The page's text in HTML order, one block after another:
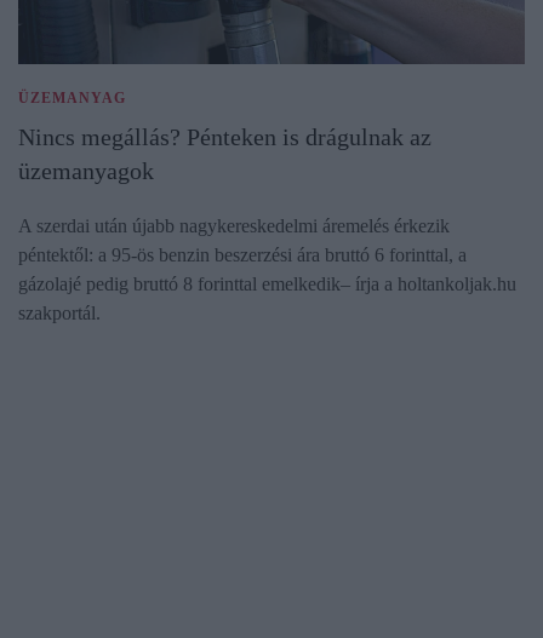
ÜZEMANYAG
Nincs megállás? Pénteken is drágulnak az
üzemanyagok
A szerdai után újabb nagykereskedelmi áremelés érkezik
péntektől: a 95-ös benzin beszerzési ára bruttó 6 forinttal, a
gázolajé pedig bruttó 8 forinttal emelkedik– írja a holtankoljak.hu
szakportál.